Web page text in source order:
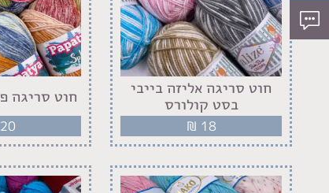
חוט סריגה אליזה בייבי
בסט קולורס
₪ 18
חוט סריגה
20